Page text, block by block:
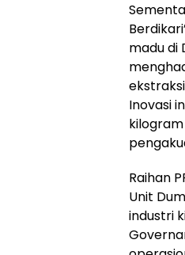
madu di
Inovasi
Raihan
Unit
industri